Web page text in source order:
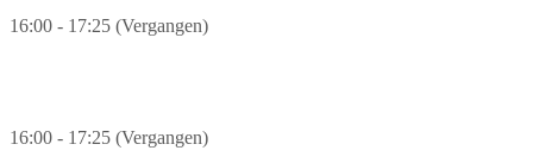
16:00 - 17:25 (Vergangen)
16:00 - 17:25 (Vergangen)